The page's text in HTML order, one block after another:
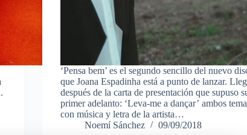
‘Pensa bem’ es el segundo sencillo del nuevo
que Joana Espadinha está a punto de lanzar.
después de la carta de presentación que supuso
primer adelanto: ‘Leva-me a dançar’ ambos
con música y letra de la artista…
Noemí Sánchez
09/09/2018